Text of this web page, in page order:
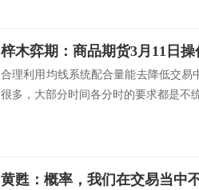
梓木弈期：商品期货3月11日
合理利用均线系统配合量能去降低交易
很多，大部分时间各分时的要求都是不